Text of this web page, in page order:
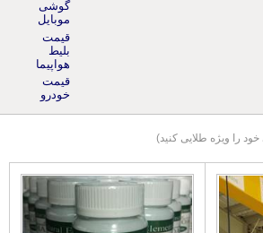
موبایل
قیمت
بلیط
هواپیما
قیمت
خودرو
را ویژه طلایی کنید)